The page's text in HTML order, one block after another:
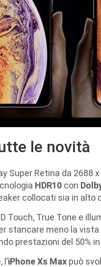
le novità
Super Retina da 2688
HDR10 con
collocati sia in alto
Touch, True Tone e
stancare meno la
prestazioni del 50% in
iPhone Xs Max può